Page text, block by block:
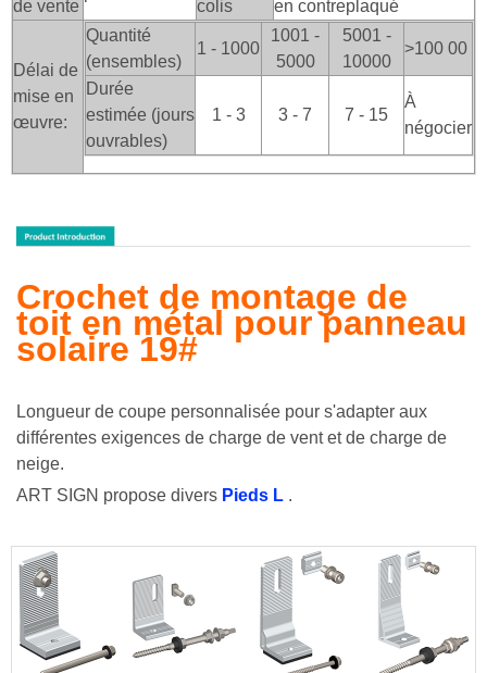
de vente colis en contreplaqué
Délai de
mise en
œuvre:
Quantité
(ensembles)
1 - 1000
1001 -
5000
5001 -
10000
>100 00
Durée
estimée (jours
ouvrables)
1 - 3 3 - 7 7 - 15
À
négocier
Crochet de montage de
toit en métal pour panneau
solaire 19#
Longueur de coupe personnalisée pour s'adapter aux
différentes exigences de charge de vent et de charge de
neige.
ART SIGN propose divers Pieds L .